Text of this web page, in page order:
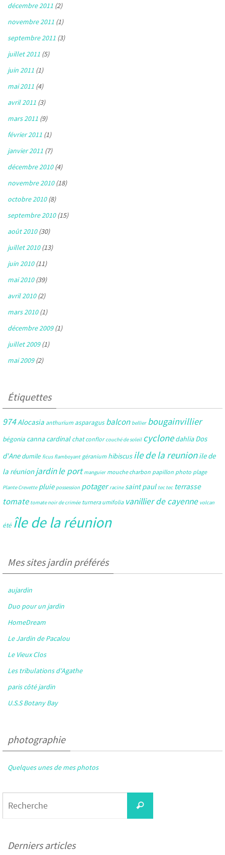
décembre 2011 (2)
novembre 2011 (1)
septembre 2011 (3)
juillet 2011 (5)
juin 2011 (1)
mai 2011 (4)
avril 2011 (3)
mars 2011 (9)
février 2011 (1)
janvier 2011 (7)
décembre 2010(4)
novembre 2010(18)
octobre 2010(8)
septembre 2010(15)
août 2010(30)
juillet 2010(13)
juin 2010(11)
mai 2010(39)
avril 2010(2)
mars 2010(1)
décembre 2009(1)
juillet 2009(1)
mai 2009(2)
Étiquettes
974Alocasia anthurium asparagus balcon bellier bougainvillier
bégonia canna cardinal chat conflor couché de soleil cyclone dahlia Dos
d'Ane dumile ficus flamboyant géranium hibiscus ile de la reunion ile de
la réunion jardinle port manguier mouche charbon papillon photo plage
Plante Crevette pluie possession potager racine saint paul tec tec terrasse
tomate tomate noir de crimée turnera umifolia vanillier de cayenne volcan
été île de la réunion
Mes sites jardin préférés
aujardin
Duo pour un jardin
HomeDream
Le Jardin de Pacalou
Le Vieux Clos
Les tribulations d'Agathe
paris côté jardin
U.S.S Botany Bay
photographie
Quelques unes de mes photos
Recherche
Derniers articles